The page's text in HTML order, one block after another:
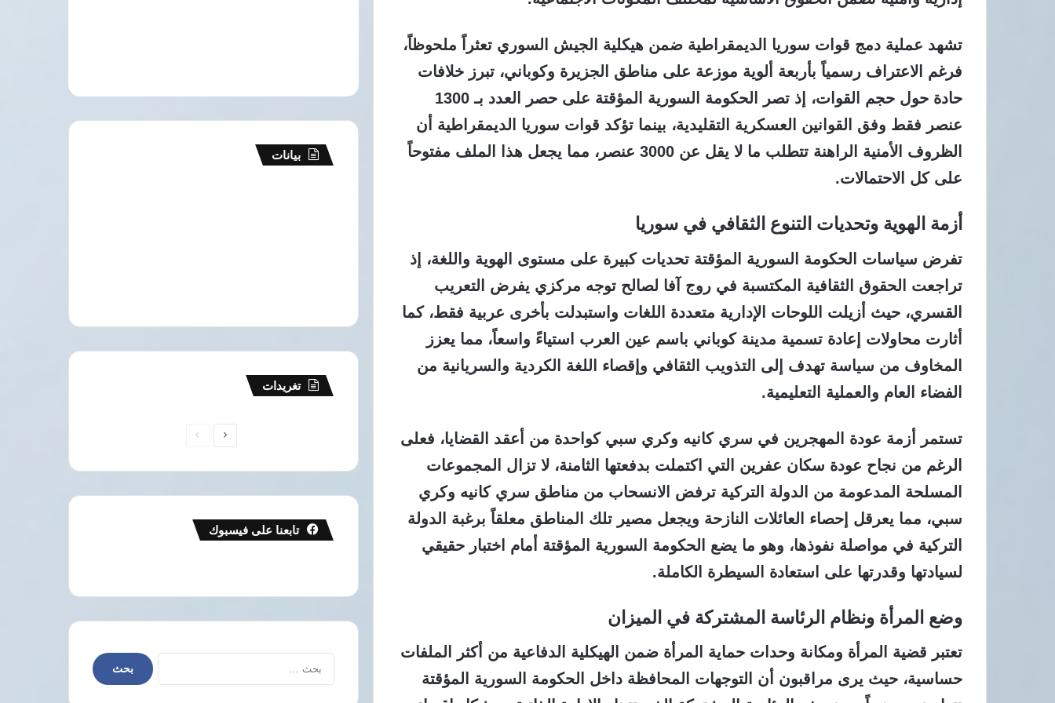
تشهد عملية دمج قوات سوريا الديمقراطية ضمن هيكلية الجيش السوري تعثراً ملحوظاً،
فرغم الاعتراف رسمياً بأربعة ألوية موزعة على مناطق الجزيرة وكوباني، تبرز خلافات
حادة حول حجم القوات، إذ تصر الحكومة السورية المؤقتة على حصر العدد بـ 1300
عنصر فقط وفق القوانين العسكرية التقليدية، بينما تؤكد قوات سوريا الديمقراطية أن
الظروف الأمنية الراهنة تتطلب ما لا يقل عن 3000 عنصر، مما يجعل هذا الملف مفتوحاً
على كل الاحتمالات.
أزمة الهوية وتحديات التنوع الثقافي في سوريا
تفرض سياسات الحكومة السورية المؤقتة تحديات كبيرة على مستوى الهوية واللغة، إذ
تراجعت الحقوق الثقافية المكتسبة في روج آفا لصالح توجه مركزي يفرض التعريب
القسري، حيث أزيلت اللوحات الإدارية متعددة اللغات واستبدلت بأخرى عربية فقط، كما
أثارت محاولات إعادة تسمية مدينة كوباني باسم عين العرب استياءً واسعاً، مما يعزز
المخاوف من سياسة تهدف إلى التذويب الثقافي وإقصاء اللغة الكردية والسريانية من
الفضاء العام والعملية التعليمية.
تستمر أزمة عودة المهجرين في سري كانيه وكري سبي كواحدة من أعقد القضايا، فعلى
الرغم من نجاح عودة سكان عفرين التي اكتملت بدفعتها الثامنة، لا تزال المجموعات
المسلحة المدعومة من الدولة التركية ترفض الانسحاب من مناطق سري كانيه وكري
سبي، مما يعرقل إحصاء العائلات النازحة ويجعل مصير تلك المناطق معلقاً برغبة الدولة
التركية في مواصلة نفوذها، وهو ما يضع الحكومة السورية المؤقتة أمام اختبار حقيقي
لسيادتها وقدرتها على استعادة السيطرة الكاملة.
وضع المرأة ونظام الرئاسة المشتركة في الميزان
تعتبر قضية المرأة ومكانة وحدات حماية المرأة ضمن الهيكلية الدفاعية من أكثر الملفات
حساسية، حيث يرى مراقبون أن التوجهات المحافظة داخل الحكومة السورية المؤقتة
بيانات
تغريدات
الصفحةالصفحة
تابعنا على فيسبوك
البحث
عن: